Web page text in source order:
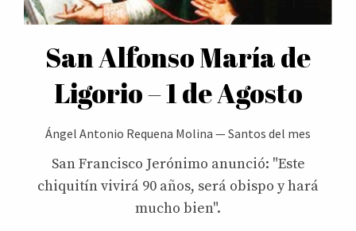
San Alfonso María de
Ligorio – 1 de Agosto
Ángel Antonio Requena Molina —Santos del mes
San Francisco Jerónimo anunció: "Este
chiquitín vivirá 90 años, será obispo y hará
mucho bien".